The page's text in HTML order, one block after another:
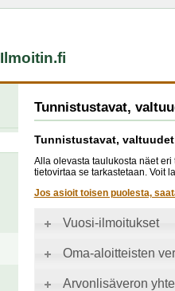
Ilmoitin.fi
Tunnistustavat,
Tunnistustavat,
Alla olevasta taulukosta näet
tietovirtaa se tarkastetaan. Voit
Jos asioit toisen puolesta,
Vuosi-ilmoitukset
Oma-aloitteisten
Arvonlisäveron